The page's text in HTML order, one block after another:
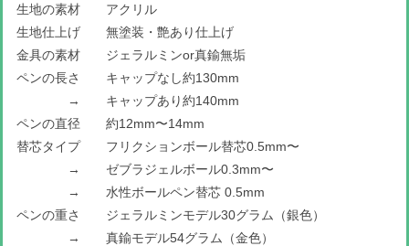
生地の素材 アクリル
生地仕上げ 無塗装・艶あり仕上げ
金具の素材 ジェラルミンor真鍮無垢
ペンの長さ キャップなし約130mm
→ キャップあり約140mm
ペンの直径 約12mm〜14mm
替芯タイプ フリクションボール替芯0.5mm〜
→ ゼブラジェルボール0.3mm〜
→ 水性ボールペン替芯 0.5mm
ペンの重さ ジェラルミンモデル30グラム（銀色）
→ 真鍮モデル54グラム（金色）